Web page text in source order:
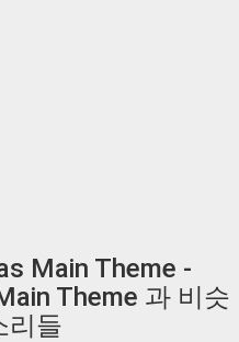
Main Theme -
Theme 과 비슷
리들